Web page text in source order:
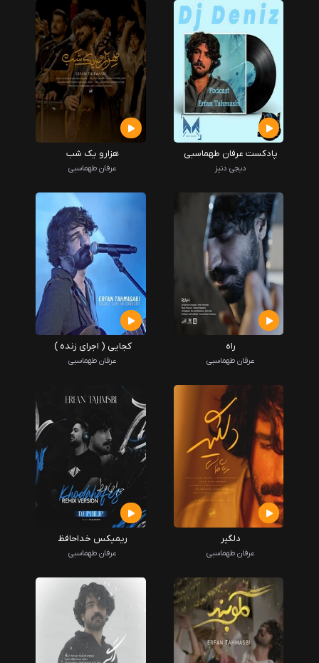
پادکست عرفان طهماسبی
دیجی دنیز
هزارو یک شب
عرفان طهماسبی
راه
عرفان طهماسبی
کجایی ( اجرای زنده )
عرفان طهماسبی
دلگیر
عرفان طهماسبی
ریمیکس خداحافظ
عرفان طهماسبی